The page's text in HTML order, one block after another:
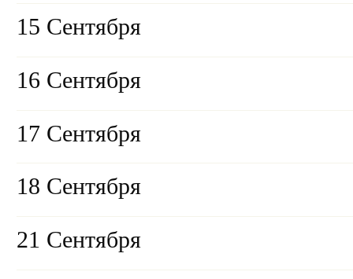
15 Сентября
16 Сентября
17 Сентября
18 Сентября
21 Сентября